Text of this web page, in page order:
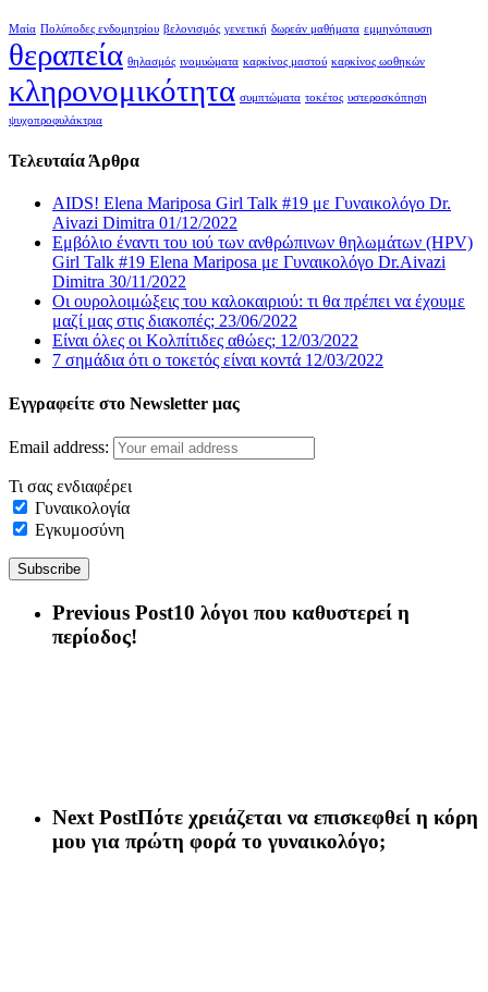
Μαία Πολύποδες ενδομητρίου βελονισμός γενετική δωρεάν μαθήματα εμμηνόπαυση
θεραπεία θηλασμός ινομυώματα καρκίνος μαστού καρκίνος ωοθηκών
κληρονομικότητα συμπτώματα τοκέτος υστεροσκόπηση
ψυχοπροφυλάκτρια
Τελευταία Άρθρα
AIDS! Elena Mariposa Girl Talk #19 με Γυναικολόγο Dr.
Aivazi Dimitra 01/12/2022
Εμβόλιο έναντι του ιού των ανθρώπινων θηλωμάτων (HPV)
Girl Talk #19 Elena Mariposa με Γυναικολόγο Dr.Aivazi
Dimitra 30/11/2022
Οι ουρολοιμώξεις του καλοκαιριού: τι θα πρέπει να έχουμε
μαζί μας στις διακοπές; 23/06/2022
Είναι όλες οι Κολπίτιδες αθώες; 12/03/2022
7 σημάδια ότι ο τοκετός είναι κοντά 12/03/2022
Εγγραφείτε στο Newsletter μας
Email address:
Τι σας ενδιαφέρει
Γυναικολογία
Εγκυμοσύνη
Previous Post10 λόγοι που καθυστερεί η
περίοδος!
Next PostΠότε χρειάζεται να επισκεφθεί η κόρη
μου για πρώτη φορά το γυναικολόγο;